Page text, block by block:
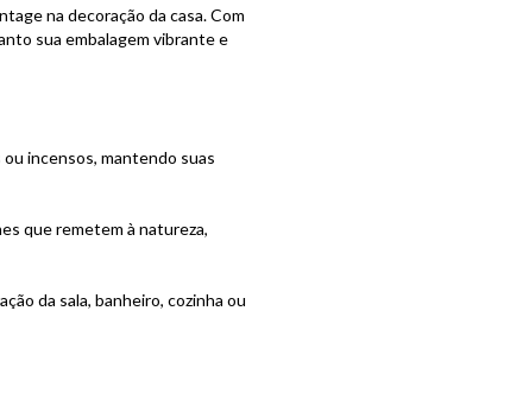
na decoração da casa. Com
sua embalagem vibrante e
incensos, mantendo suas
que remetem à natureza,
da sala, banheiro, cozinha ou